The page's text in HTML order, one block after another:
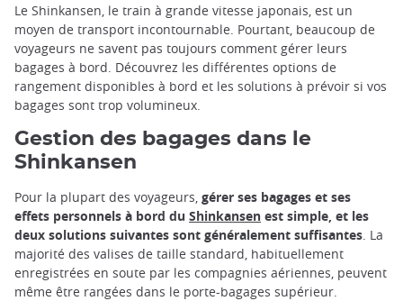
Le Shinkansen, le train à grande vitesse japonais, est un
moyen de transport incontournable. Pourtant, beaucoup de
voyageurs ne savent pas toujours comment gérer leurs
bagages à bord. Découvrez les différentes options de
rangement disponibles à bord et les solutions à prévoir si vos
bagages sont trop volumineux.
Gestion des bagages dans le
Shinkansen
Pour la plupart des voyageurs, gérer ses bagages et ses
effets personnels à bord du Shinkansen est simple, et les
deux solutions suivantes sont généralement suffisantes . La
majorité des valises de taille standard, habituellement
enregistrées en soute par les compagnies aériennes, peuvent
même être rangées dans le porte-bagages supérieur.